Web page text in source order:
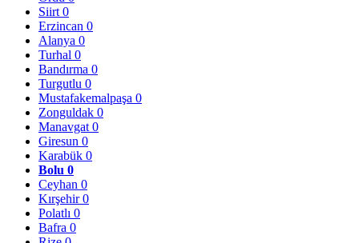
Siirt 0
Erzincan 0
Alanya 0
Turhal 0
Bandırma 0
Turgutlu 0
Mustafakemalpaşa 0
Zonguldak 0
Manavgat 0
Giresun 0
Karabük 0
Bolu 0
Ceyhan 0
Kırşehir0
Polatlı 0
Bafra 0